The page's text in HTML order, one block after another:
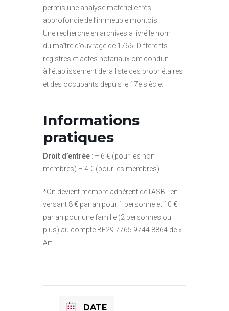
permis une analyse matérielle très
approfondie de l’immeuble montois.
Une recherche en archives a livré le nom
du maître d’ouvrage de 1766. Différents
registres et actes notariaux ont conduit
à l’établissement de la liste des propriétaires
et des occupants depuis le 17è siècle.
Informations
pratiques
Droit d’entrée : – 6 € (pour les non
membres) – 4 € (pour les membres)
*On devient membre adhérent de l’ASBL en
versant 8 € par an pour 1 personne et 10 €
par an pour une famille (2 personnes ou
plus) au compte BE29 7765 9744 8864 de «
Art
DATE